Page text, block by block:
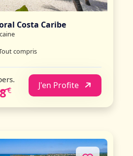
Costa Caribe
compris
€ J'en Profite